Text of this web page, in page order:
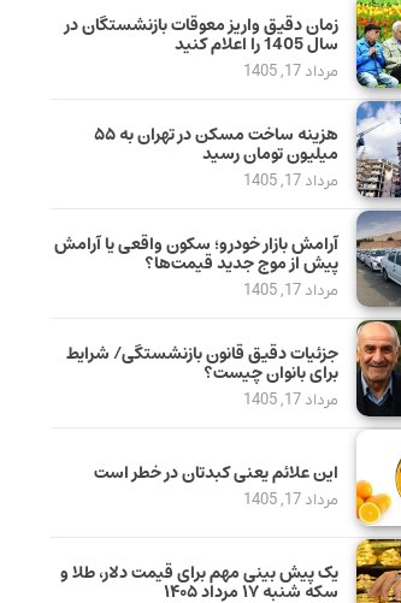
زمان دقیق واریز معوقات بازنشستگان در
سال 1405 را اعلام کنید
مرداد 17, 1405
هزینه ساخت مسکن در تهران به ۵۵
میلیون تومان رسید
مرداد 17, 1405
آرامش بازار خودرو؛ سکون واقعی یا آرامش
پیش از موج جدید قیمت‌ها؟
مرداد 17, 1405
جزئیات دقیق قانون بازنشستگی/ شرایط
برای بانوان چیست؟
مرداد 17, 1405
این علائم یعنی کبدتان در خطر است
مرداد 17, 1405
یک پیش ‌بینی مهم برای قیمت دلار، طلا و
سکه شنبه ۱۷ مرداد ۱۴۰۵